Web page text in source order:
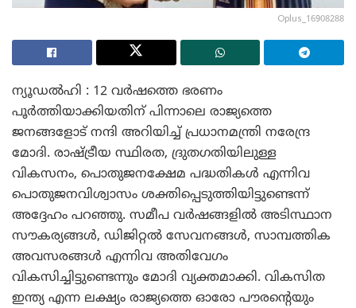
Oplus_16908288
ന്യൂഡൽഹി : 12 വർഷത്തെ ഭരണം
പൂർത്തിയാക്കിയതിന് പിന്നാലെ രാജ്യത്തെ
ജനങ്ങളോട് നന്ദി അറിയിച്ച് പ്രധാനമന്ത്രി നരേന്ദ്ര
മോദി. രാഷ്ട്രീയ സ്ഥിരത, ദ്രുതഗതിയിലുള്ള
വികസനം, പൊതുജനക്ഷേമ പദ്ധതികൾ എന്നിവ
പൊതുജനവിശ്വാസം ശക്തിപ്പെടുത്തിയിട്ടുണ്ടെന്ന്
അദ്ദേഹം പറഞ്ഞു. സമീപ വർഷങ്ങളിൽ അടിസ്ഥാന
സൗകര്യങ്ങൾ, ഡിജിറ്റൽ സേവനങ്ങൾ, സാമ്പത്തിക
അവസരങ്ങൾ എന്നിവ അതിവേഗം
വികസിച്ചിട്ടുണ്ടെന്നും മോദി വ്യക്തമാക്കി. വികസിത
ഇന്ത്യ എന്ന ലക്ഷ്യം രാജ്യത്തെ ഓരോ പൗരന്റെയും